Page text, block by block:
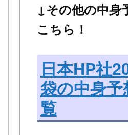
↓その他の中身
こちら！
日本HP社
袋の中身
覧